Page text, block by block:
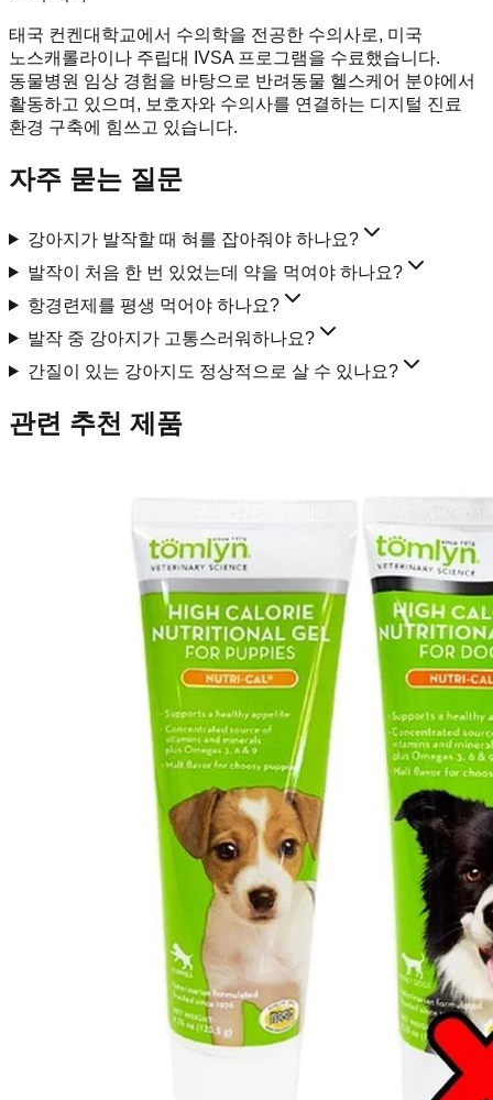
태국 컨켄대학교에서 수의학을 전공한 수의사로, 미국
노스캐롤라이나 주립대 IVSA 프로그램을 수료했습니다.
동물병원 임상 경험을 바탕으로 반려동물 헬스케어 분야에서
활동하고 있으며, 보호자와 수의사를 연결하는 디지털 진료
환경 구축에 힘쓰고 있습니다.
자주 묻는 질문
강아지가 발작할 때 혀를 잡아줘야 하나요?
발작이 처음 한 번 있었는데 약을 먹여야 하나요?
항경련제를 평생 먹어야 하나요?
발작 중 강아지가 고통스러워하나요?
간질이 있는 강아지도 정상적으로 살 수 있나요?
관련 추천 제품